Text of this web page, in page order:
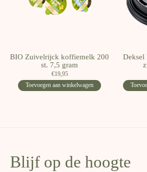
BIO Zuivelrijck koffiemelk 200
st. 7,5 gram
€19,95
Toevoegen aan winkelwagen
Deksel
Blijf op de hoogte